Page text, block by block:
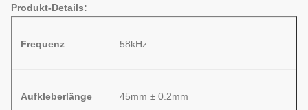
Produkt-Details:
Frequenz 58kHz
Aufkleberlänge 45mm ± 0.2mm